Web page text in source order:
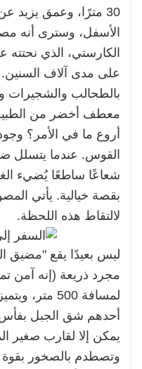
الأسفل، وسترى أنه
الكارستي، الذي نحتته
على مدى آلاف
بالطحالب والشجيرات
معطف أخضر من
أروع ما في الأمر؟
القوس. عندما يتسلل
شعاعًا ساطعًا يُضيء
بقصة خيالية. يأتي
لالتقاط هذه اللحظة.
ليس بعيدًا يقع "مضيق
مجرد ذريعة (إنه آمن
لمسافة 500
أحدهم شق الجبل
يمكن إلا لقارب صغير
وتصطدم بالصخور بقوة